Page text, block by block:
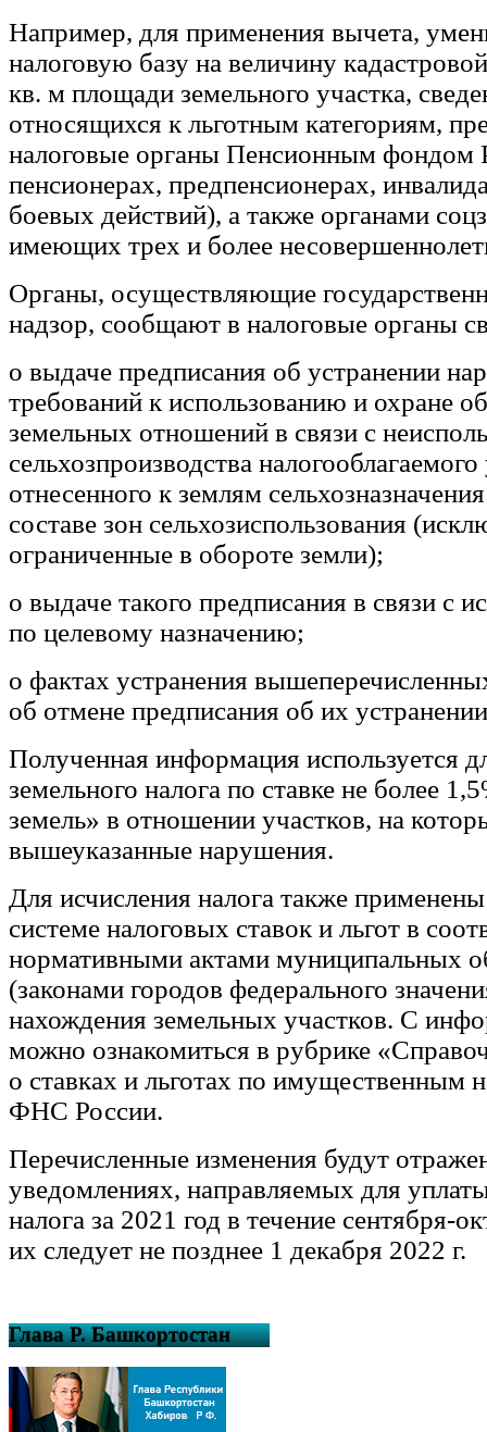
Например, для применения вычета,
налоговую базу на величину
кв. м площади земельного участка,
относящихся к льготным категориям,
налоговые органы Пенсионным фондом
пенсионерах, предпенсионерах,
боевых действий), а также органами
имеющих трех и более
Органы, осуществляющие
надзор, сообщают в налоговые органы
о выдаче предписания об устранении
требований к использованию и охране
земельных отношений в связи с
сельхозпроизводства налогооблагаемого
отнесенного к землям
составе зон сельхозиспользования
ограниченные в обороте земли);
о выдаче такого предписания в связи с
по целевому назначению;
о фактах устранения
об отмене предписания об их
Полученная информация используется
земельного налога по ставке не более
земель» в отношении участков, на
вышеуказанные нарушения.
Для исчисления налога также
системе налоговых ставок и льгот в
нормативными актами муниципальных
(законами городов федерального
нахождения земельных участков. С
можно ознакомиться в рубрике
о ставках и льготах по имущественным
ФНС России.
Перечисленные изменения будут
уведомлениях, направляемых для
налога за 2021 год в течение сентября-
их следует не позднее 1 декабря 2022 г.
Глава Р. Башкортостан